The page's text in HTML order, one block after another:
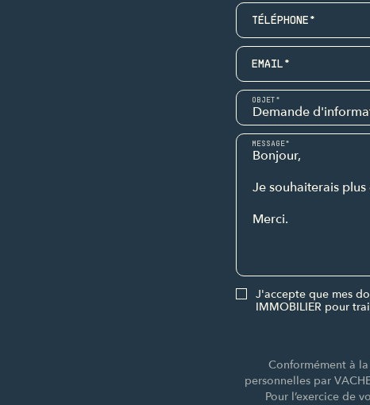
TÉLÉPHONE*
EMAIL*
OBJET*
MESSAGE*
J'accepte que mes
IMMOBILIER pour
Conformément à
personnelles par
Pour l’exercice de